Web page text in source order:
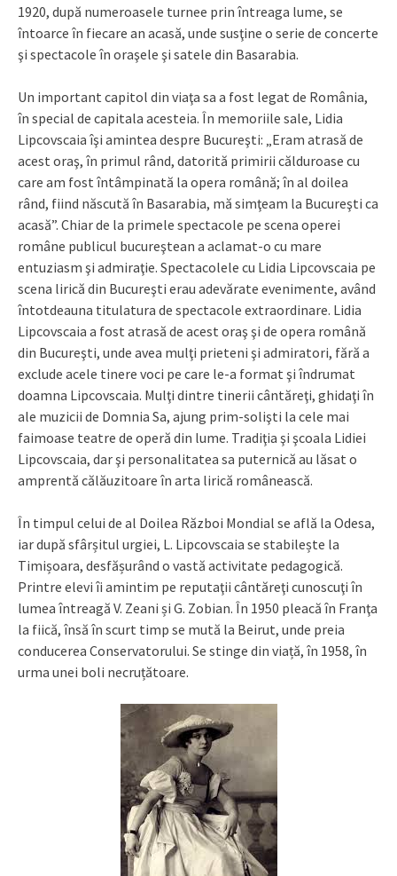
1920, după numeroasele turnee prin întreaga lume, se
întoarce în fiecare an acasă, unde susţine o serie de concerte
şi spectacole în oraşele şi satele din Basarabia.
Un important capitol din viaţa sa a fost legat de România,
în special de capitala acesteia. În memoriile sale, Lidia
Lipcovscaia îşi amintea despre Bucureşti: „Eram atrasă de
acest oraş, în primul rând, datorită primirii călduroase cu
care am fost întâmpinată la opera română; în al doilea
rând, fiind născută în Basarabia, mă simţeam la Bucureşti ca
acasă”. Chiar de la primele spectacole pe scena operei
române publicul bucureştean a aclamat-o cu mare
entuziasm şi admiraţie. Spectacolele cu Lidia Lipcovscaia pe
scena lirică din Bucureşti erau adevărate evenimente, având
întotdeauna titulatura de spectacole extraordinare. Lidia
Lipcovscaia a fost atrasă de acest oraş şi de opera română
din Bucureşti, unde avea mulţi prieteni şi admiratori, fără a
exclude acele tinere voci pe care le-a format şi îndrumat
doamna Lipcovscaia. Mulţi dintre tinerii cântăreţi, ghidaţi în
ale muzicii de Domnia Sa, ajung prim-solişti la cele mai
faimoase teatre de operă din lume. Tradiţia şi şcoala Lidiei
Lipcovscaia, dar şi personalitatea sa puternică au lăsat o
amprentă călăuzitoare în arta lirică românească.
În timpul celui de al Doilea Război Mondial se află la Odesa,
iar după sfârșitul urgiei, L. Lipcovscaia se stabilește la
Timișoara, desfășurând o vastă activitate pedagogică.
Printre elevi îi amintim pe reputaţii cântăreţi cunoscuţi în
lumea întreagă V. Zeani și G. Zobian. În 1950 pleacă în Franţa
la fiică, însă în scurt timp se mută la Beirut, unde preia
conducerea Conservatorului. Se stinge din viață, în 1958, în
urma unei boli necruțătoare.